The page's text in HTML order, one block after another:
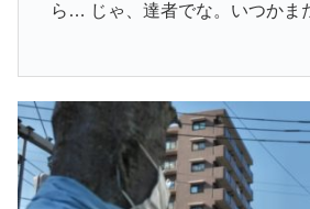
ら… じゃ、達者でな。いつかま